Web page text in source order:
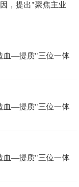
，提出"聚焦主业
血—提质"三位一体
血—提质"三位一体
血—提质"三位一体